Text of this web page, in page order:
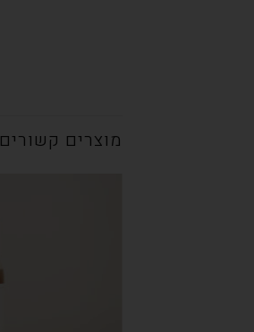
מוצרים קשורים